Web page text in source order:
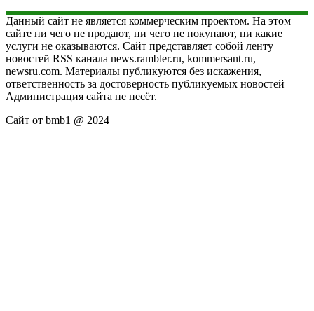
Данный сайт не является коммерческим проектом. На этом
сайте ни чего не продают, ни чего не покупают, ни какие
услуги не оказываются. Сайт представляет собой ленту
новостей RSS канала news.rambler.ru, kommersant.ru,
newsru.com. Материалы публикуются без искажения,
ответственность за достоверность публикуемых новостей
Администрация сайта не несёт.
Сайт от bmb1 @ 2024